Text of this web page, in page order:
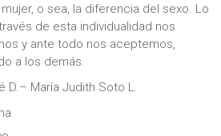
o sea, la diferencia del sexo. Lo
de esta individualidad nos
y ante todo nos aceptemos,
a los demás.
D.– María Judith Soto L.